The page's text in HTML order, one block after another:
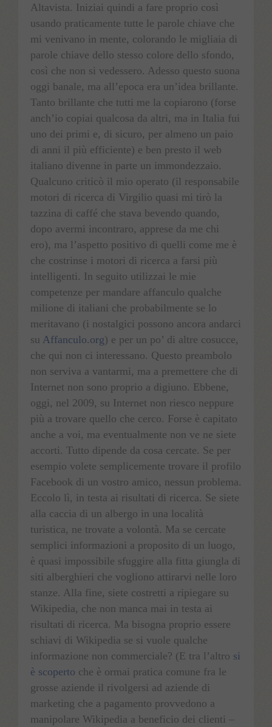
Altavista. Iniziai quindi a fare proprio così
usando praticamente tutte le parole chiave che
mi venivano in mente, colorando le migliaia di
parole chiave dello stesso colore dello sfondo,
così che non si vedessero. Adesso questo suona
oggi banale, ma all’epoca era un’idea brillante.
Tanto brillante che tutti me la copiarono (forse
anch’io copiai qualcosa da altri, ma in Italia fui
uno dei primi e, di sicuro, per almeno un paio
di anni il più efficiente) e ben presto il web
italiano divenne in parte un immondezzaio.
Qualcuno criticò il mio operato (il responsabile
motori di ricerca di Virgilio quasi mi tirò la
tazzina di caffé che stava bevendo quando,
dopo avermi incontraro, apprese da me chi
ero), ma l’aspetto positivo di quelli come me è
che costrinse i motori di ricerca a farsi più
intelligenti. In seguito utilizzai le mie
competenze per mandare affanculo qualche
milione di italiani che probabilmente se lo
meritavano (i nostalgici possono ancora andarci
su Affanculo.org) e per un po’ di altre cosucce,
che qui non ci interessano. Questo preambolo
non serviva a vantarmi, ma a premettere che di
Internet non sono proprio a digiuno. Ebbene,
oggi, nel 2009, su Internet non riesco neppure
più a trovare quello che cerco. Forse è capitato
anche a voi, ma eventualmente non ve ne siete
accorti. Tutto dipende da cosa cercate. Se per
esempio volete semplicemente trovare il profilo
Facebook di un vostro amico, nessun problema.
Eccolo lì, in testa ai risultati di ricerca. Se siete
alla caccia di un albergo in una località
turistica, ne trovate a volontà. Ma se cercate
semplici informazioni a proposito di un luogo,
è quasi impossibile sfuggire alla fitta giungla di
siti alberghieri che vogliono attirarvi nelle loro
stanze. Alla fine, siete costretti a ripiegare su
Wikipedia, che non manca mai in testa ai
risultati di ricerca. Ma bisogna proprio essere
schiavi di Wikipedia se si vuole qualche
informazione non commerciale? (E tra l’altro si
è scoperto che è ormai pratica comune fra le
grosse aziende il rivolgersi ad aziende di
marketing che a pagamento provvedono a
manipolare Wikipedia a beneficio dei clienti –